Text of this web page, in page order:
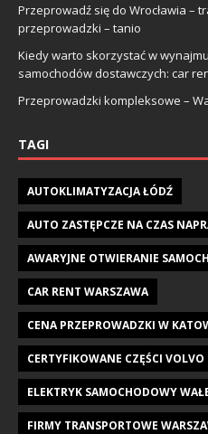
Przeprowadź się do Wrocławia –
przeprowadzki – tanio
Kiedy warto skorzystać w
samochodów dostawczych: car
Przeprowadzki kompleksowe –
TAGI
AUTOKLIMATYZACJA ŁÓDŹ
AUTO ZASTĘPCZE NA CZAS
AWARYJNE OTWIERANIE
CAR RENT WARSZAWA
CENA PRZEPROWADZKI W
CERTYFIKOWANE CZĘŚCI VOLVO
ELEKTRYK SAMOCHODOWY
FIRMY TRANSPORTOWE